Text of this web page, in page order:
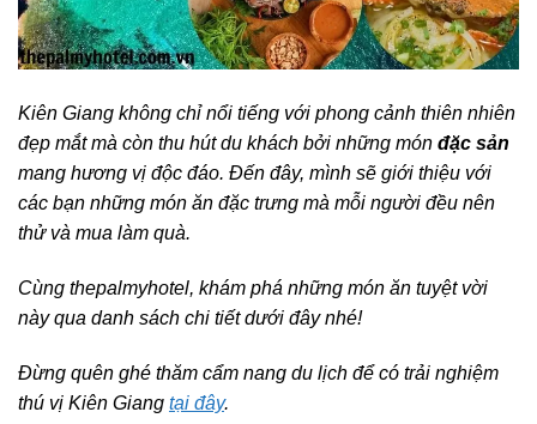
Kiên Giang không chỉ nổi tiếng với phong cảnh thiên nhiên
đẹp mắt mà còn thu hút du khách bởi những món đặc sản
mang hương vị độc đáo. Đến đây, mình sẽ giới thiệu với
các bạn những món ăn đặc trưng mà mỗi người đều nên
thử và mua làm quà.
Cùng thepalmyhotel, khám phá những món ăn tuyệt vời
này qua danh sách chi tiết dưới đây nhé!
Đừng quên ghé thăm cẩm nang du lịch để có trải nghiệm
thú vị Kiên Giang tại đây.